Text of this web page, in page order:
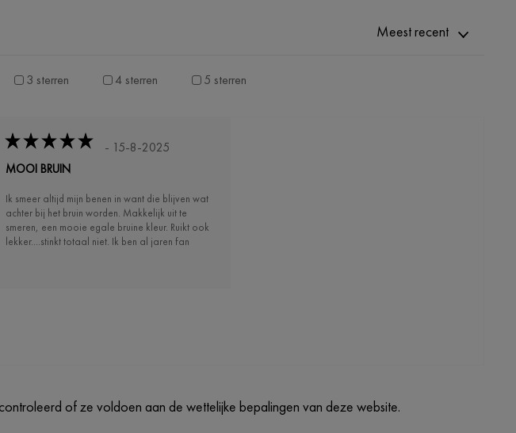
Meest recent
3 sterren 4 sterren 5 sterren
- 15-8-2025
MOOI BRUIN
Ik smeer altijd mijn benen in want die blijven wat
achter bij het bruin worden. Makkelijk uit te
smeren, een mooie egale bruine kleur. Ruikt ook
lekker....stinkt totaal niet. Ik ben al jaren fan
of ze voldoen aan de wettelijke bepalingen van deze website.